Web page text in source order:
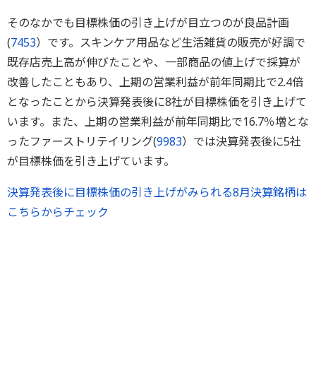
そのなかでも目標株価の引き上げが目立つのが良品計画
(7453）です。スキンケア用品など生活雑貨の販売が好調で
既存店売上高が伸びたことや、一部商品の値上げで採算が
改善したこともあり、上期の営業利益が前年同期比で2.4倍
となったことから決算発表後に8社が目標株価を引き上げて
います。また、上期の営業利益が前年同期比で16.7％増とな
ったファーストリテイリング(9983）では決算発表後に5社
が目標株価を引き上げています。
決算発表後に目標株価の引き上げがみられる8月決算銘柄は
こちらからチェック